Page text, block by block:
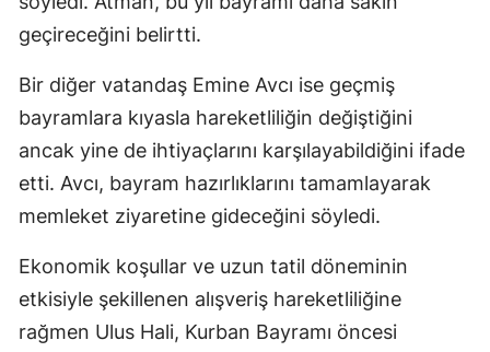
geçireceğini belirtti.
Bir diğer vatandaş Emine Avcı ise geçmiş
bayramlara kıyasla hareketliliğin değiştiğini
ancak yine de ihtiyaçlarını karşılayabildiğini ifade
etti. Avcı, bayram hazırlıklarını tamamlayarak
memleket ziyaretine gideceğini söyledi.
Ekonomik koşullar ve uzun tatil döneminin
etkisiyle şekillenen alışveriş hareketliliğine
rağmen Ulus Hali, Kurban Bayramı öncesi